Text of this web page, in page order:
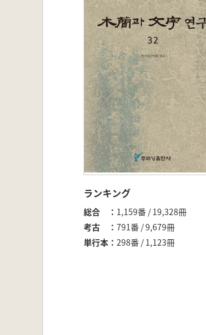
ランキング
総合
1,159番 / 19,328冊
考古
791番 / 9,679冊
単行本
298番 / 1,123冊